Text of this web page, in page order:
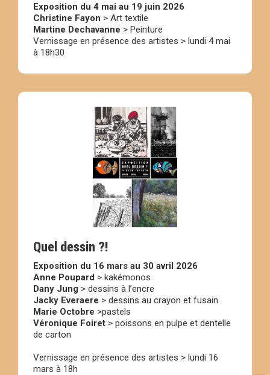
Exposition du 4 mai au 19 juin 2026
Christine Fayon > Art textile
Martine Dechavanne > Peinture
Vernissage en présence des artistes > lundi 4 mai
à 18h30
Quel dessin ?!
Exposition du 16 mars au 30 avril 2026
Anne Poupard > kakémonos
Dany Jung > dessins à l’encre
Jacky Everaere > dessins au crayon et fusain
Marie Octobre >pastels
Véronique Foiret > poissons en pulpe et dentelle
de carton
Vernissage en présence des artistes > lundi 16
mars à 18h